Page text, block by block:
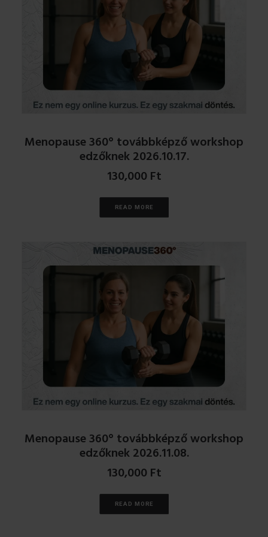
Menopause 360° továbbképző workshop
edzőknek 2026.10.17.
130,000Ft
READ MORE
Menopause 360° továbbképző workshop
edzőknek 2026.11.08.
130,000Ft
READ MORE